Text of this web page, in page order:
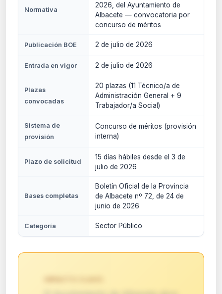
Normativa
2026, del Ayuntamiento de
Albacete — convocatoria por
concurso de méritos
Publicación BOE 2 de julio de 2026
Entrada en vigor 2 de julio de 2026
Plazas
convocadas
20 plazas (11 Técnico/a de
Administración General + 9
Trabajador/a Social)
Sistema de
provisión
Concurso de méritos (provisión
interna)
Plazo de solicitud
15 días hábiles desde el 3 de
julio de 2026
Bases completas
Boletín Oficial de la Provincia
de Albacete nº 72, de 24 de
junio de 2026
Categoría Sector Público